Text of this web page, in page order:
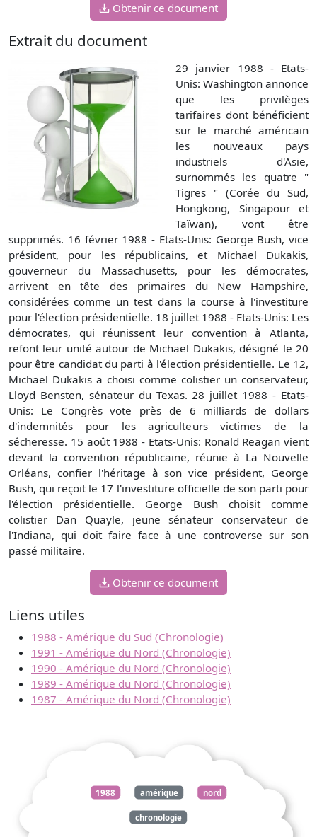
Obtenir ce document
Extrait du document
29 janvier 1988 - Etats-
Unis: Washington annonce
que les privilèges
tarifaires dont bénéficient
sur le marché américain
les nouveaux pays
industriels d'Asie,
surnommés les quatre "
Tigres " (Corée du Sud,
Hongkong, Singapour et
Taïwan), vont être
supprimés. 16 février 1988 - Etats-Unis: George Bush, vice
président, pour les républicains, et Michael Dukakis,
gouverneur du Massachusetts, pour les démocrates,
arrivent en tête des primaires du New Hampshire,
considérées comme un test dans la course à l'investiture
pour l'élection présidentielle. 18 juillet 1988 - Etats-Unis: Les
démocrates, qui réunissent leur convention à Atlanta,
refont leur unité autour de Michael Dukakis, désigné le 20
pour être candidat du parti à l'élection présidentielle. Le 12,
Michael Dukakis a choisi comme colistier un conservateur,
Lloyd Bensten, sénateur du Texas. 28 juillet 1988 - Etats-
Unis: Le Congrès vote près de 6 milliards de dollars
d'indemnités pour les agriculteurs victimes de la
sécheresse. 15 août 1988 - Etats-Unis: Ronald Reagan vient
devant la convention républicaine, réunie à La Nouvelle
Orléans, confier l'héritage à son vice président, George
Bush, qui reçoit le 17 l'investiture officielle de son parti pour
l'élection présidentielle. George Bush choisit comme
colistier Dan Quayle, jeune sénateur conservateur de
l'Indiana, qui doit faire face à une controverse sur son
passé militaire.
Obtenir ce document
Liens utiles
1988 - Amérique du Sud (Chronologie)
1991 - Amérique du Nord (Chronologie)
1990 - Amérique du Nord (Chronologie)
1989 - Amérique du Nord (Chronologie)
1987 - Amérique du Nord (Chronologie)
1988 amérique nord
chronologie